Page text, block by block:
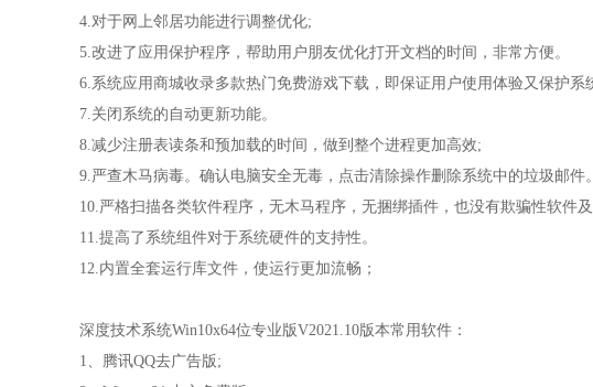
4.对于网上邻居功能进行调整优化;
5.改进了应用保护程序，帮助用户朋友优化打开文档的时间，非常方便。
6.系统应用商城收录多款热门免费游戏下载，即保证用户使用体验又保护系
7.关闭系统的自动更新功能。
8.减少注册表读条和预加载的时间，做到整个进程更加高效;
9.严查木马病毒。确认电脑安全无毒，点击清除操作删除系统中的垃圾邮件。
10.严格扫描各类软件程序，无木马程序，无捆绑插件，也没有欺骗性软件及
11.提高了系统组件对于系统硬件的支持性。
12.内置全套运行库文件，使运行更加流畅；
深度技术系统Win10x64位专业版V2021.10版本常用软件：
1、腾讯QQ去广告版;